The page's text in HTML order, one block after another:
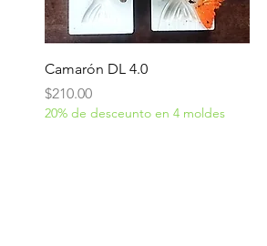
Vista rápida
Camarón DL 4.0
Precio
$210.00
20% de desceunto en 4 moldes